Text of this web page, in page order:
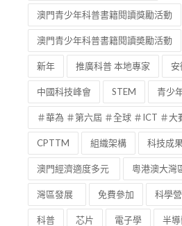
澳門青少年科普書籍閱讀獎勵活動
澳門青少年科普書籍閱讀奬勵活動
新年 推廣科普 本地專家
中國科技峰會 STEM 青少
＃華為 ＃第六屆 ＃全球 ＃ICT ＃大
CPTTM 組織架構 科技成
澳門經濟適度多元 粵港澳大灣
灣區發展 免費參加 科學
科普 芯片 電子學 半